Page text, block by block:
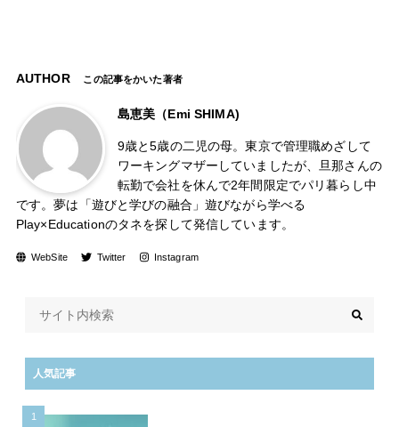
AUTHOR この記事をかいた著者
島恵美（Emi SHIMA)
9歳と5歳の二児の母。東京で管理職めざして
ワーキングマザーしていましたが、旦那さんの
転勤で会社を休んで2年間限定でパリ暮らし中
です。夢は「遊びと学びの融合」遊びながら学べる
Play×Educationのタネを探して発信しています。
WebSite Twitter Instagram
人気記事
1